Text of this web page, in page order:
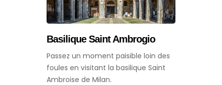
Basilique Saint Ambrogio
Passez un moment paisible loin des
foules en visitant la basilique Saint
Ambroise de Milan.